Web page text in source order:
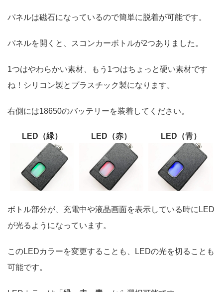
パネルは磁石になっているので簡単に脱着が可能です。
パネルを開くと、スコンカーボトルが2つありました。
1つはやわらかい素材、もう1つはちょっと硬い素材です
ね！シリコン製とプラスチック製になります。
右側には18650のバッテリーを装着してください。
LED（緑） LED（赤） LED（青）
ボトル部分が、充電中や液晶画面を表示している時にLED
が光るようになっています。
このLEDカラーを変更することも、LEDの光を切ることも
可能です。